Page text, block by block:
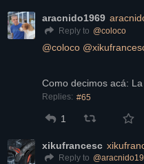
aracnido1969
Reply to @coloco
@coloco @
Como decimos acá:
Replies: #65
1
xikufrancesc
Reply to @